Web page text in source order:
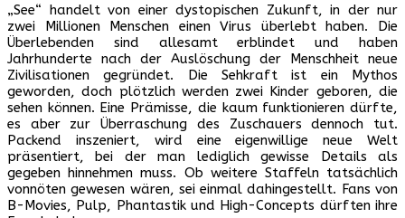
„See“ handelt von einer dystopischen Zukunft, in der nur
zwei Millionen Menschen einen Virus überlebt haben. Die
Überlebenden sind allesamt erblindet und haben
Jahrhunderte nach der Auslöschung der Menschheit neue
Zivilisationen gegründet. Die Sehkraft ist ein Mythos
geworden, doch plötzlich werden zwei Kinder geboren, die
sehen können. Eine Prämisse, die kaum funktionieren dürfte,
es aber zur Überraschung des Zuschauers dennoch tut.
Packend inszeniert, wird eine eigenwillige neue Welt
präsentiert, bei der man lediglich gewisse Details als
gegeben hinnehmen muss. Ob weitere Staffeln tatsächlich
vonnöten gewesen wären, sei einmal dahingestellt. Fans von
B-Movies, Pulp, Phantastik und High-Concepts dürften ihre